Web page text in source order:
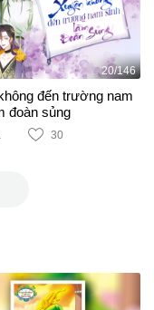
20/146
đến trường nam
đoàn sủng
30